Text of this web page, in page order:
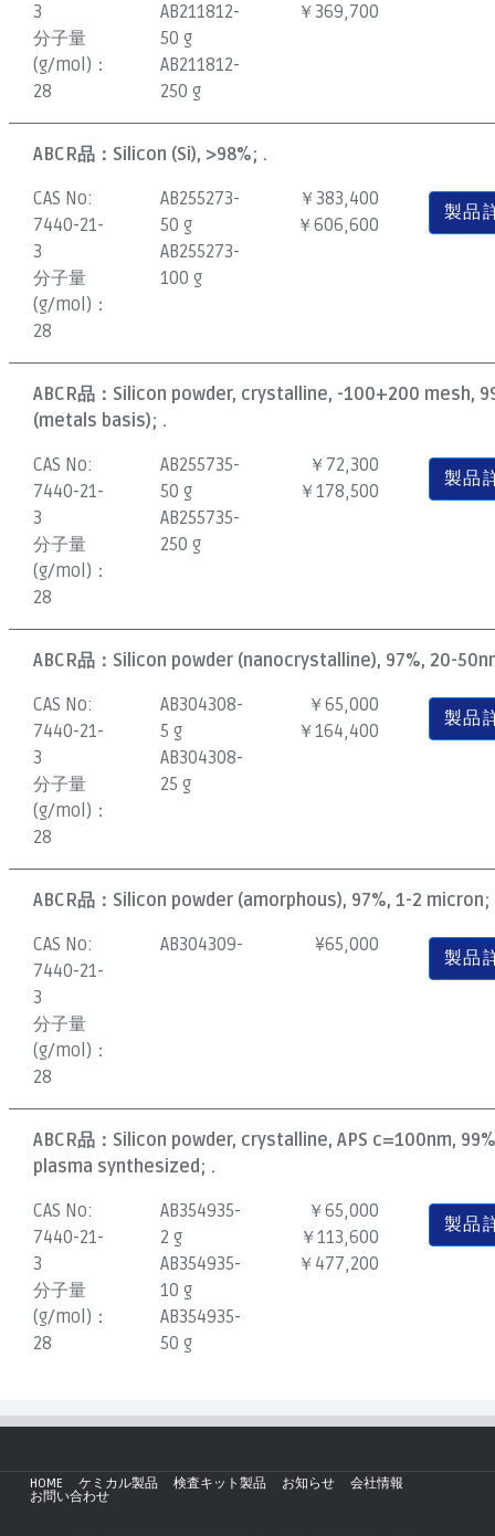
3
分子量
(g/mol)：
28
AB211812-
50 g
AB211812-
250 g
￥369,700
ABCR品： Silicon (Si), >98%; .
CAS No:
7440-21-
3
分子量
(g/mol)：
28
AB255273-
50 g
AB255273-
100 g
￥383,400
￥606,600
製品
ABCR品： Silicon powder, crystalline, -100+200 mesh,
(metals basis); .
CAS No:
7440-21-
3
分子量
(g/mol)：
28
AB255735-
50 g
AB255735-
250 g
￥72,300
￥178,500
製品
ABCR品： Silicon powder (nanocrystalline), 97%, 20-
CAS No:
7440-21-
3
分子量
(g/mol)：
28
AB304308-
5 g
AB304308-
25 g
￥65,000
￥164,400
製品
ABCR品： Silicon powder (amorphous), 97%, 1-2 micron;
CAS No:
7440-21-
3
分子量
(g/mol)：
28
AB304309- ¥65,000
製品
ABCR品： Silicon powder, crystalline, APS c=100nm,
plasma synthesized; .
CAS No:
7440-21-
3
分子量
(g/mol)：
28
AB354935-
2 g
AB354935-
10 g
AB354935-
50 g
￥65,000
￥113,600
￥477,200
製品
HOME ケミカル製品 検査キット製品 お知らせ
会社情報
お問い合わせ